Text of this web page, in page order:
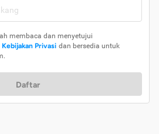
membaca dan menyetujui
Kebijakan Privasi dan bersedia untuk
Daftar